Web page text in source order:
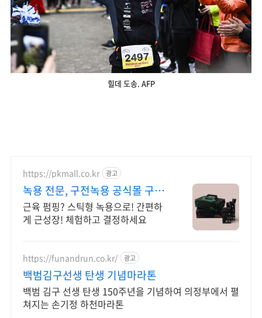
힐데 도송. AFP
https://pkmall.co.kr 광고
녹용 전문, 구전녹용 공식몰 구전
체험팩 기획전
근육 펌핑? 스틱형 녹용으로! 간편하
게 근성장! 체험하고 결정하세요
https://funandrun.co.kr/ 광고
백범김구선생 탄생 기념마라톤
백범 김구 선생 탄생 150주년을 기념하여 의정부에서 펼
쳐지는 손기정 하천마라톤